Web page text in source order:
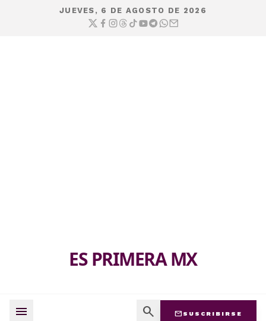
JUEVES, 6 DE AGOSTO DE 2026
ES PRIMERA MX
menu search mail SUSCRIBIRSE